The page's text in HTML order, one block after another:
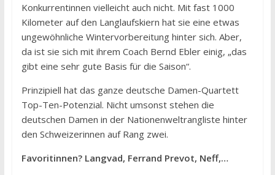
Konkurrentinnen vielleicht auch nicht. Mit fast 1000
Kilometer auf den Langlaufskiern hat sie eine etwas
ungewöhnliche Wintervorbereitung hinter sich. Aber,
da ist sie sich mit ihrem Coach Bernd Ebler einig, „das
gibt eine sehr gute Basis für die Saison“.
Prinzipiell hat das ganze deutsche Damen-Quartett
Top-Ten-Potenzial. Nicht umsonst stehen die
deutschen Damen in der Nationenweltrangliste hinter
den Schweizerinnen auf Rang zwei.
Favoritinnen? Langvad, Ferrand Prevot, Neff,…